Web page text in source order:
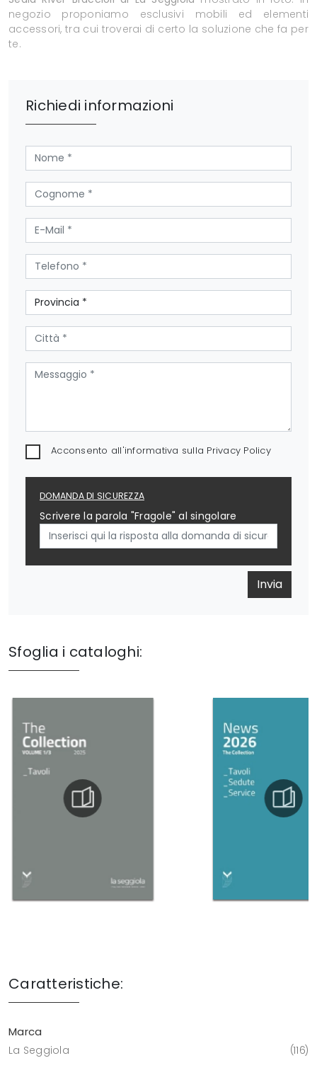
negozio proponiamo esclusivi mobili ed elementi
accessori, tra cui troverai di certo la soluzione che fa per
te.
Richiedi informazioni
Acconsento all'informativa sulla Privacy Policy
DOMANDA DI SICUREZZA
Scrivere la parola "Fragole" al singolare
Invia
Sfoglia i cataloghi:
Caratteristiche:
Marca
La Seggiola 116